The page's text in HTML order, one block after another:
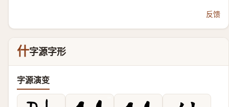
反馈
什字源字形
字源演变